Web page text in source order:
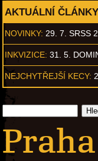
AKTUÁLNÍ ČLÁNKY
NOVINKY: 29. 7. SRSS
INKVIZICE: 31. 5.
NEJCHYTŘEJŠÍ KECY: